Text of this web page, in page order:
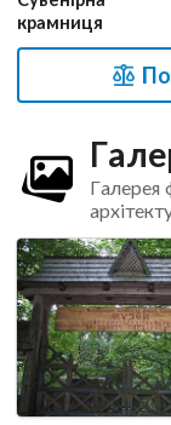
крамниця
Галерея